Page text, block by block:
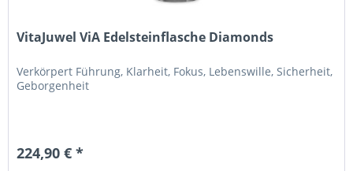
VitaJuwel ViA Edelsteinflasche Diamonds
Verkörpert Führung, Klarheit, Fokus, Lebenswille, Sicherheit,
Geborgenheit
224,90 € *